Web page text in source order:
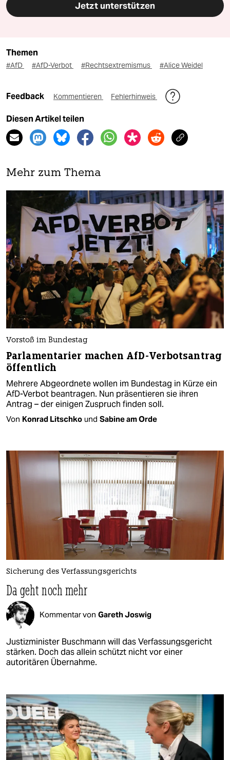
Jetzt unterstützen
Themen
#AfD #AfD-Verbot #Rechtsextremismus #Alice Weidel
Feedback Kommentieren Fehlerhinweis
Diesen Artikel teilen
Mehr zum Thema
Vorstoß im Bundestag
Parlamentarier machen AfD-Verbotsantrag
öffentlich
Mehrere Abgeordnete wollen im Bundestag in Kürze ein
AfD-Verbot beantragen. Nun präsentieren sie ihren
Antrag – der einigen Zuspruch finden soll.
Von Konrad Litschko und Sabine am Orde
Sicherung des Verfassungsgerichts
Da geht noch mehr
Kommentar von Gareth Joswig
Justizminister Buschmann will das Verfassungsgericht
stärken. Doch das allein schützt nicht vor einer
autoritären Übernahme.